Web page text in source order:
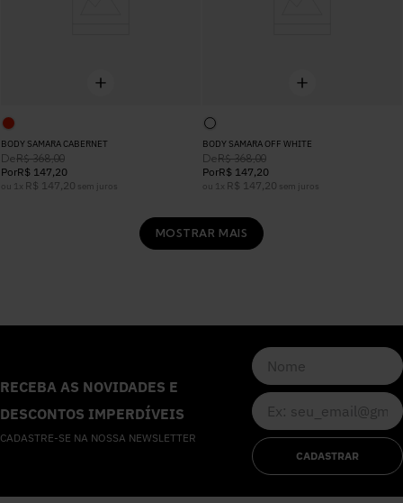
BODY SAMARA CABERNET
DeR$ 368,00
PorR$ 147,20
ou 1 x R$ 147,20 sem juros
BODY SAMARA OFF WHITE
DeR$ 368,00
PorR$ 147,20
ou 1 x R$ 147,20 sem juros
MOSTRAR MAIS
RECEBA AS NOVIDADES E
DESCONTOS IMPERDÍVEIS
CADASTRE-SE NA NOSSA NEWSLETTER
CADASTRAR